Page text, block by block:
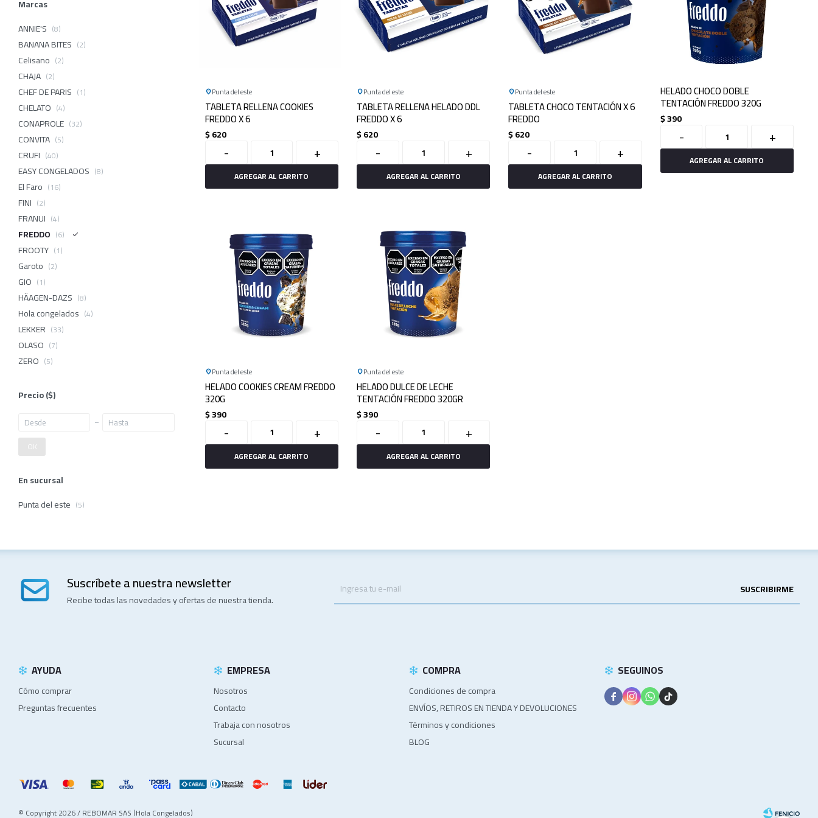
Punta del este
TABLETA RELLENA COOKIES
FREDDO X 6
$620
- +
Punta del este
TABLETA RELLENA HELADO DDL
FREDDO X 6
$620
- +
Punta del este
TABLETA CHOCO TENTACIÓN X 6
FREDDO
$620
- +
HELADO CHOCO DOBLE
TENTACIÓN FREDDO 320G
$390
- +
Punta del este
HELADO COOKIES CREAM FREDDO
320G
$390
- +
Punta del este
HELADO DULCE DE LECHE
TENTACIÓN FREDDO 320GR
$390
- +
Marcas
ANNIE'S (8)
BANANA BITES (2)
Celisano (2)
CHAJA (2)
CHEF DE PARIS (1)
CHELATO (4)
CONAPROLE (32)
CONVITA (5)
CRUFI (40)
EASY CONGELADOS (8)
El Faro (16)
FINI (2)
FRANUI (4)
FREDDO (6)
FROOTY (1)
Garoto (2)
GIO (1)
HÄAGEN-DAZS (8)
Hola congelados (4)
LEKKER (33)
OLASO (7)
ZERO (5)
Precio($)
OK
En sucursal
Punta del este (5)
Suscríbete a nuestra newsletter
Recibe todas las novedades y ofertas de nuestra tienda.
SUSCRIBIRME
AYUDA
Cómo comprar
Preguntas frecuentes
EMPRESA
Nosotros
Contacto
Trabaja con nosotros
Sucursal
COMPRA
Condiciones de compra
ENVÍOS, RETIROS EN TIENDA Y DEVOLUCIONES
Términos y condiciones
BLOG
SEGUINOS
   
© Copyright 2026 / REBOMAR SAS (Hola Congelados)